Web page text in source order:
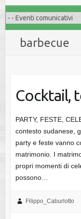
barbecue
Cocktail,
PARTY, FESTE,
contesto sudanese,
party e feste vanno
matrimonio. I
propri momenti di
possono…
Filippo_Caburlotto